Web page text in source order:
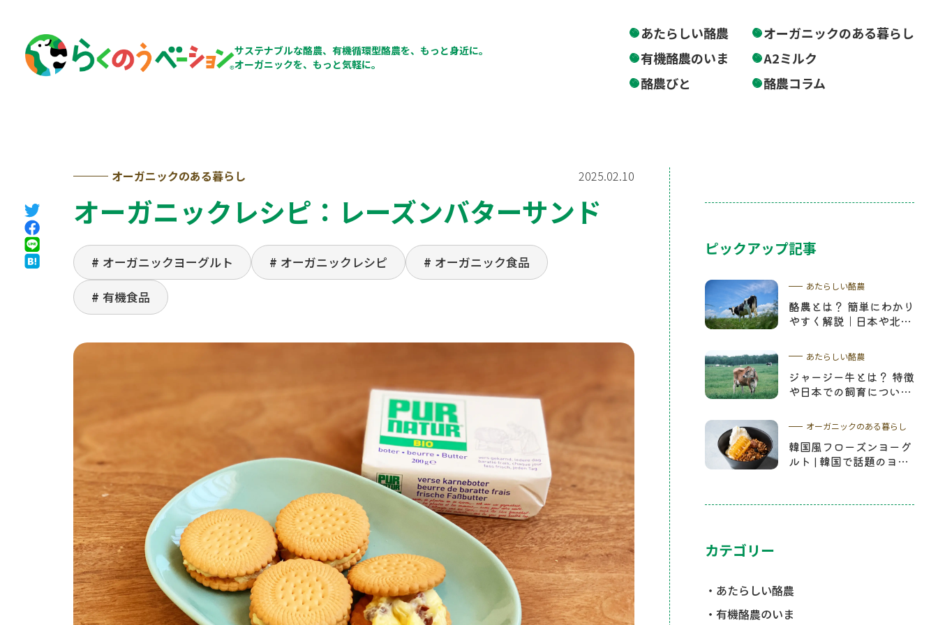
サステナブルな酪農、有機循環型酪農を、もっと身近に。
オーガニックを、もっと気軽に。
あたらしい酪農
有機酪農のいま
酪農びと
オーガニックのある暮らし
A2ミルク
酪農コラム
オーガニックのある暮らし 2025.02.10
オーガニックレシピ：レーズンバターサンド
オーガニックヨーグルト オーガニックレシピ
オーガニック食品
有機食品
ピックアップ記事
あたらしい酪農
酪農とは？ 簡単にわかり
やすく解説｜日本や北海
あたらしい酪農
ジャージー牛とは？ 特徴
や日本での飼育について
オーガニックのある暮らし
韓国風フローズンヨーグ
ルト | 韓国で話題のヨー
カテゴリー
あたらしい酪農
有機酪農のいま